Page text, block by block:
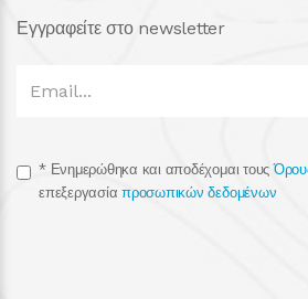
Εγγραφείτε στο newsletter
*Ενημερώθηκα και αποδέχομαι τους
επεξεργασίαπροσωπικών δεδομένων